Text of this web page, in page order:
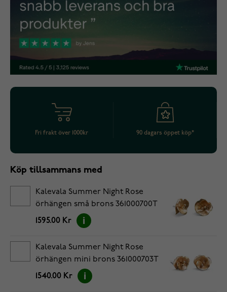
Fri frakt över 1000kr 90 dagars öppet köp*
Köp tillsammans med
Kalevala Summer Night Rose
örhängen små brons 361000700T
1595.00 Kr
Kalevala Summer Night Rose
örhängen mini brons 361000703T
1540.00 Kr